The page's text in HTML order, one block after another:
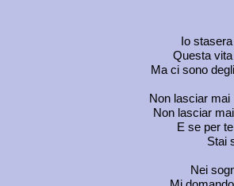
Io
Questa
Ma ci sono
Non lasciar mai
Non lasciar
E se per
Stai
Nei